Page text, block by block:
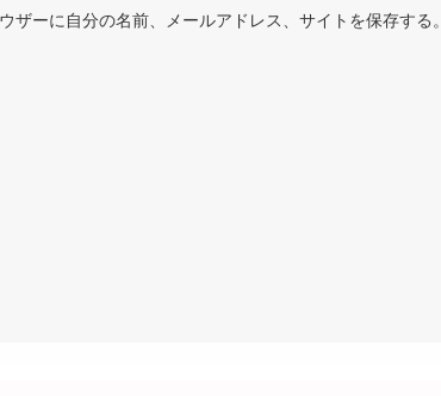
ザーに自分の名前、メールアドレス、サイトを保存する。